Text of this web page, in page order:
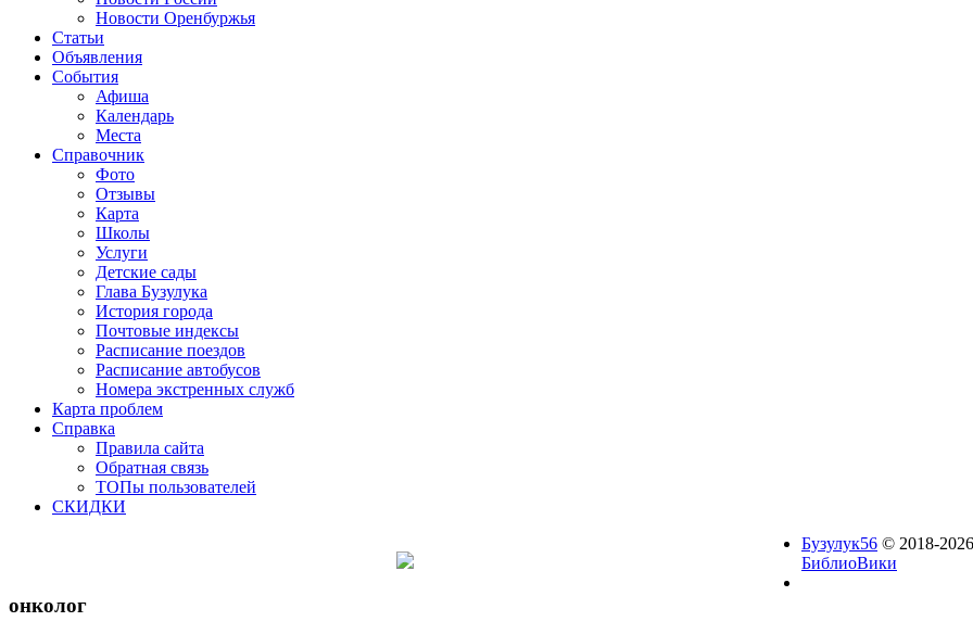
Новости Оренбуржья
Статьи
Объявления
События
Афиша
Календарь
Места
Справочник
Фото
Отзывы
Карта
Школы
Услуги
Детские сады
Глава Бузулука
История города
Почтовые индексы
Расписание поездов
Расписание автобусов
Номера экстренных служб
Карта проблем
Справка
Правила сайта
Обратная связь
ТОПы пользователей
СКИДКИ
онколог
Бузулук56 © 2018-
БиблиоВики